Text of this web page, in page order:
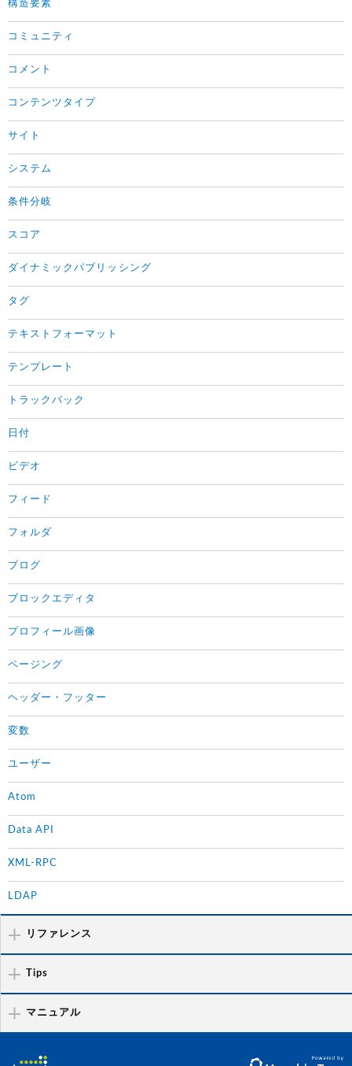
構造要素
コミュニティ
コメント
コンテンツタイプ
サイト
システム
条件分岐
スコア
ダイナミックパブリッシング
タグ
テキストフォーマット
テンプレート
トラックバック
日付
ビデオ
フィード
フォルダ
ブログ
ブロックエディタ
プロフィール画像
ページング
ヘッダー・フッター
変数
ユーザー
Atom
Data API
XML-RPC
LDAP
リファレンス
Tips
マニュアル